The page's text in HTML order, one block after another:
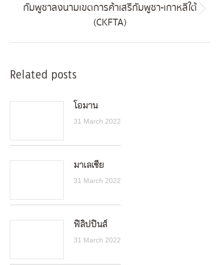
post:
กัมพูชาลงนามเขตการค้าเสรีกัมพูชา-เกาหลีใต้
(CKFTA)
Related posts
โอมาน
31 March 2022
มาเลเซีย
31 March 2022
ฟิลิปปินส์
31 March 2022